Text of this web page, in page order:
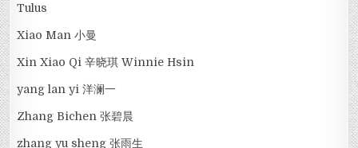
Tulus
Xiao Man 小曼
Xin Xiao Qi 辛晓琪 Winnie Hsin
yang lan yi 洋澜一
Zhang Bichen 张碧晨
zhang yu sheng 张雨生